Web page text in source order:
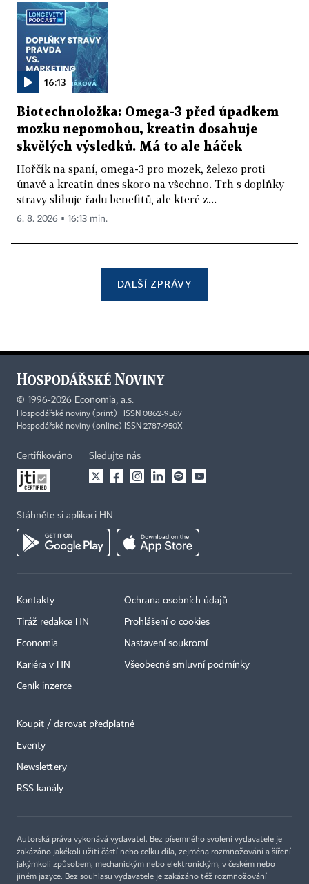
16:13
Biotechnoložka: Omega-3 před úpadkem
mozku nepomohou, kreatin dosahuje
skvělých výsledků. Má to ale háček
Hořčík na spaní, omega-3 pro mozek, železo proti
únavě a kreatin dnes skoro na všechno. Trh s doplňky
stravy slibuje řadu benefitů, ale které z...
6. 8. 2026 ▪ 16:13 min.
DALŠÍ ZPRÁVY
© 1996-2026 Economia, a.s.
Hospodářské noviny (print) ISSN 0862-9587
Hospodářské noviny (online) ISSN 2787-950X
Certifikováno Sledujte nás
Stáhněte si aplikaci HN
Kontakty
Tiráž redakce HN
Economia
Kariéra v HN
Ceník inzerce
Ochrana osobních údajů
Prohlášení o cookies
Nastavení soukromí
Všeobecné smluvní podmínky
Koupit / darovat předplatné
Eventy
Newslettery
RSS kanály
Autorská práva vykonává vydavatel. Bez písemného svolení vydavatele je
zakázáno jakékoli užití částí nebo celku díla, zejména rozmnožování a šíření
jakýmkoli způsobem, mechanickým nebo elektronickým, v českém nebo
jiném jazyce. Bez souhlasu vydavatele je zakázáno též rozmnožování